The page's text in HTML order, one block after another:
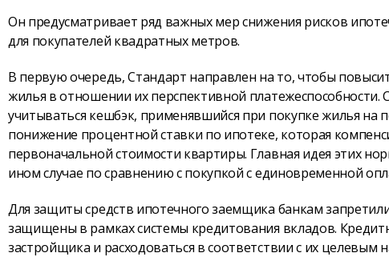
Он предусматривает ряд важных мер снижения рисков
для покупателей квадратных метров.
В первую очередь, Стандарт направлен на то, чтобы
жилья в отношении их перспективной
учитываться кешбэк, применявшийся при покупке жилья на
понижение процентной ставки по ипотеке, которая
первоначальной стоимости квартиры. Главная идея этих
ином случае по сравнению с покупкой с единовременной
Для защиты средств ипотечного заемщика банкам
защищены в рамках системы кредитования вкладов.
застройщика и расходоваться в соответствии с их целевым